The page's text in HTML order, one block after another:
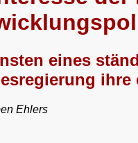
eines
Ehlers